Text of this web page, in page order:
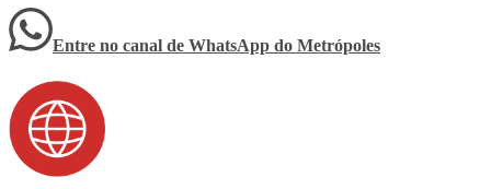
Entre no canal de WhatsApp do Metrópoles